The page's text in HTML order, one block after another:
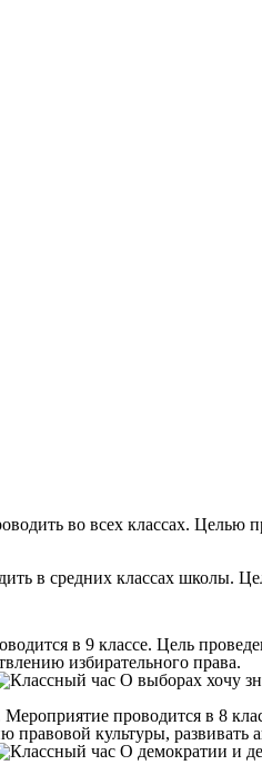
во всех классах. Целью
в средних классах школы.
в 9 классе. Цель
избирательного права.
проводится в 8
правовой культуры,